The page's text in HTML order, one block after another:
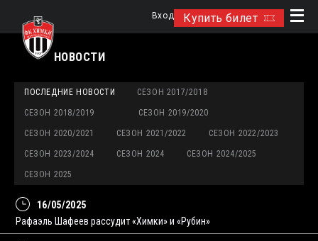
Купить билет
Вход
НОВОСТИ
ПОСЛЕДНИЕ НОВОСТИ СЕЗОН 2017/2018
СЕЗОН 2018/2019 СЕЗОН 2019/2020
СЕЗОН 2020/2021 СЕЗОН 2021/2022 СЕЗОН 2022/2023
СЕЗОН 2023/2024 СЕЗОН 2024 СЕЗОН 2024/2025
СЕЗОН 2025
16/05/2025
Рафаэль Шафеев рассудит «Химки» и «Рубин»